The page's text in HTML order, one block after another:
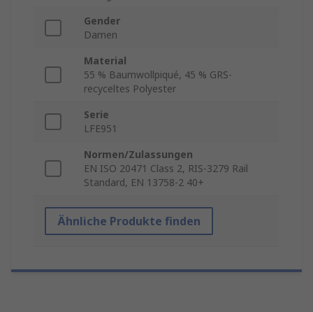
Gender
Damen
Material
55 % Baumwollpiqué, 45 % GRS-
recyceltes Polyester
Serie
LFE951
Normen/Zulassungen
EN ISO 20471 Class 2, RIS-3279 Rail
Standard, EN 13758-2 40+
Ähnliche Produkte finden